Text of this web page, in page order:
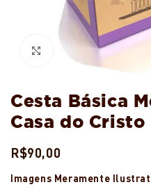
Cesta Básica
Casa do Cristo
R$90,00
Imagens Meramente